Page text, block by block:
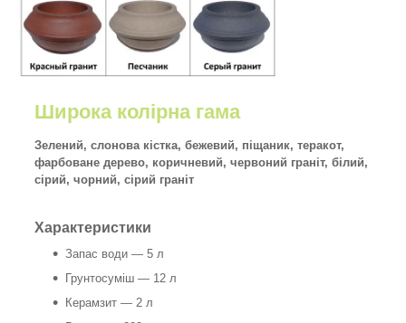
Широка колірна гама
Зелений, слонова кістка, бежевий, піщаник, теракот,
фарбоване дерево, коричневий, червоний граніт, білий,
сірий, чорний, сірий граніт
Характеристики
Запас води — 5 л
Грунтосуміш — 12 л
Керамзит — 2 л